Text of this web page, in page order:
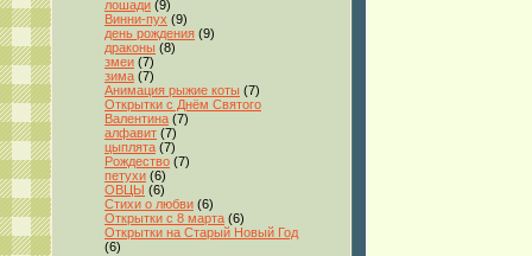
лошади (9)
Винни-пух (9)
день рождения (9)
драконы (8)
змеи (7)
зима (7)
Анимация рыжие коты (7)
Открытки с Днём Святого
Валентина (7)
алфавит (7)
цыплята (7)
Рождество (7)
петухи (6)
ОВЦЫ (6)
Стихи о любви (6)
Открытки с 8 марта (6)
Открытки на Старый Новый Год
(6)